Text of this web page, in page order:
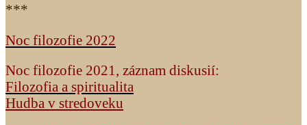
***
Noc filozofie 2022
Noc filozofie 2021, záznam diskusií:
Filozofia a spiritualita
Hudba v stredoveku